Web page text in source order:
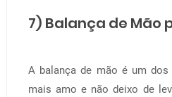
7) Balança de Mão
A balança de mão é um
mais amo e não deixo de